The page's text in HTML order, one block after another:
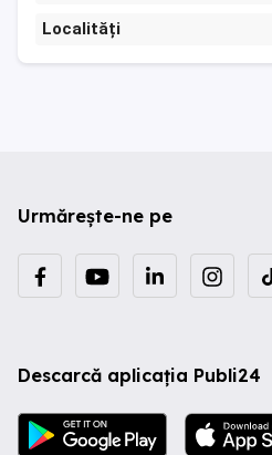
Localități
Urmărește-ne pe
Descarcă aplicația Publi24